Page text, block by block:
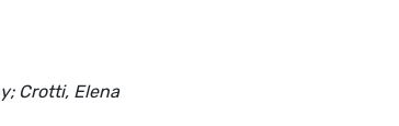
Crotti, Elena